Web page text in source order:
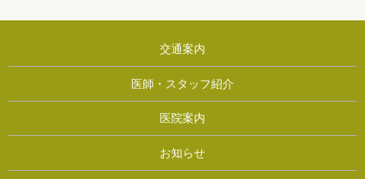
交通案内
医師・スタッフ紹介
医院案内
お知らせ